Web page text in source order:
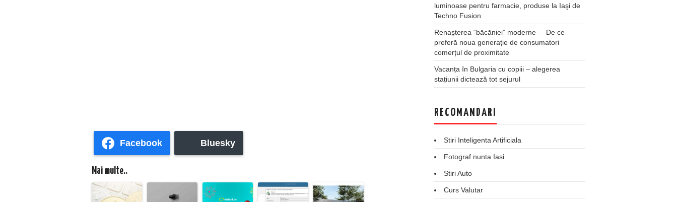
Facebook Bluesky
Mai multe..
luminoase pentru farmacie, produse la Iaşi de
Techno Fusion
Renașterea “băcăniei” moderne – De ce
preferă noua generație de consumatori
comerțul de proximitate
Vacanța în Bulgaria cu copiii – alegerea
stațiunii dictează tot sejurul
RECOMANDARI
Stiri Inteligenta Artificiala
Fotograf nunta Iasi
Stiri Auto
Curs Valutar